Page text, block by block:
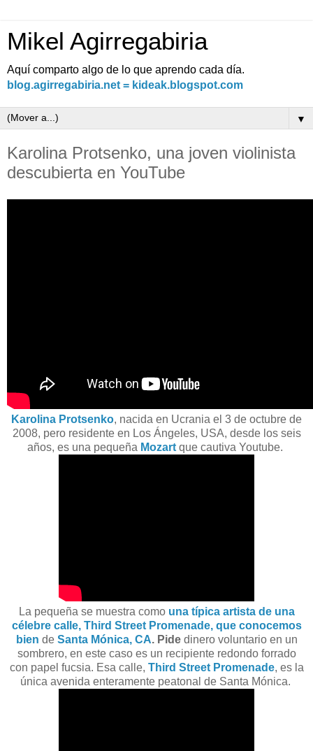
Mikel Agirregabiria
Aquí comparto algo de lo que aprendo cada día.
blog.agirregabiria.net = kideak.blogspot.com
▼
Karolina Protsenko, una joven violinista
descubierta en YouTube
Karolina Protsenko, nacida en Ucrania el 3 de octubre de
2008, pero residente en Los Ángeles, USA, desde los seis
años, es una pequeña Mozart que cautiva Youtube.
La pequeña se muestra como una típica artista de una
célebre calle, Third Street Promenade, que conocemos
bien de Santa Mónica, CA. Pidedinero voluntario en un
sombrero, en este caso es un recipiente redondo forrado
con papel fucsia. Esa calle, Third Street Promenade, es la
única avenida enteramente peatonal de Santa Mónica.